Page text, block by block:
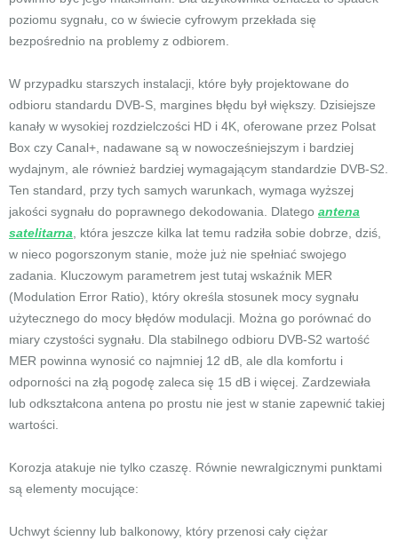
poziomu sygnału, co w świecie cyfrowym przekłada się
bezpośrednio na problemy z odbiorem.
W przypadku starszych instalacji, które były projektowane do
odbioru standardu DVB-S, margines błędu był większy. Dzisiejsze
kanały w wysokiej rozdzielczości HD i 4K, oferowane przez Polsat
Box czy Canal+, nadawane są w nowocześniejszym i bardziej
wydajnym, ale również bardziej wymagającym standardzie DVB-S2.
Ten standard, przy tych samych warunkach, wymaga wyższej
jakości sygnału do poprawnego dekodowania. Dlatego antena
satelitarna , która jeszcze kilka lat temu radziła sobie dobrze, dziś,
w nieco pogorszonym stanie, może już nie spełniać swojego
zadania. Kluczowym parametrem jest tutaj wskaźnik MER
(Modulation Error Ratio), który określa stosunek mocy sygnału
użytecznego do mocy błędów modulacji. Można go porównać do
miary czystości sygnału. Dla stabilnego odbioru DVB-S2 wartość
MER powinna wynosić co najmniej 12 dB, ale dla komfortu i
odporności na złą pogodę zaleca się 15 dB i więcej. Zardzewiała
lub odkształcona antena po prostu nie jest w stanie zapewnić takiej
wartości.
Korozja atakuje nie tylko czaszę. Równie newralgicznymi punktami
są elementy mocujące:
Uchwyt ścienny lub balkonowy, który przenosi cały ciężar